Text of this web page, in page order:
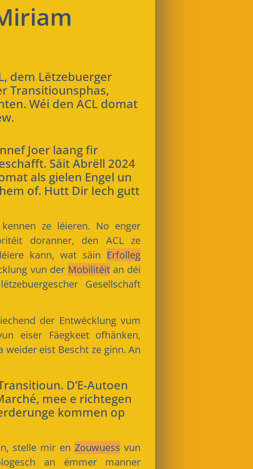
dem Lëtzebuerger
Transitiounsphas,
Wéi den ACL domat
Joer laang fir
Säit Abrëll 2024
als gielen Engel un
of. Hutt Dir Iech gutt
kennen ze léieren. No enger
doranner, den ACL ze
kann, wat säin Erfolleg
vun der Mobilitéit an déi
Gesellschaft
der Entwécklung vum
eiser Fäegkeet ofhänken,
weider eist Bescht ze ginn. An
D’E-Autoen
mee e richtegen
kommen op
stelle mir enZouwuess vun
an ëmmer manner